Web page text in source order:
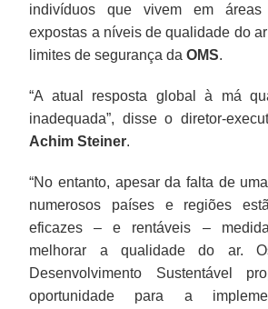
indivíduos que vivem em áreas
expostas a níveis de qualidade do
limites de segurança daOMS.
“A atual resposta global à má
inadequada”, disse o diretor-
Achim Steiner.
“No entanto, apesar da falta de
numerosos países e regiões
eficazes – e rentáveis –
melhorar a qualidade do ar.
Desenvolvimento Sustentável
oportunidade para a